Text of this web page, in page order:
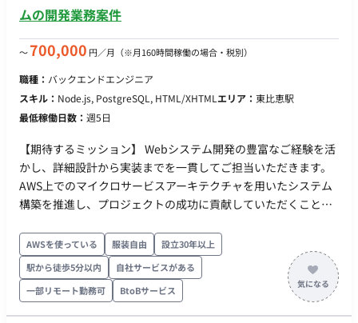
■ 開発環境 プログラミング：HTML, CSS, JavaScript ■ 働き方 ・
ヶ月更新） ・リモート稼働：可能 ・フレックス稼働：可能
ムの開発業務案件
〜700,000 円／月 （※月160時間稼働の場合・税別）
職種： バックエンドエンジニア
スキル： Node.js, PostgreSQL, HTML/XHTML エリア： 東比恵駅
最低稼働日数： 週5日
【期待するミッション】 Webシステム開発の豊富なご経験を活
かし、詳細設計から実装までを一貫してご担当いただきます。
AWS上でのマイクロサービスアーキテクチャを用いたシステム
構築を推進し、プロジェクトの成功に貢献していただくことを
工程 2026年6～9月：PG/PT工程 ※詳細は面談時にご説明させ
ていただきます。 ■業務の流れ ①検証内容検討 ②実装環境
調査 ③環境構築 ④開発 ⑤検証 ■開発環境 言語： ①クラ
イアントアプリ：C#、html、css、javascript ②Webアプリ：
html、css、javascript、javascript、Node.js ③WebAPI：
AWSを使っている 服装自由
設立30年以上
駅から徒歩5分以内
自社サービスがある
一部リモート勤務可
BtoBサービス